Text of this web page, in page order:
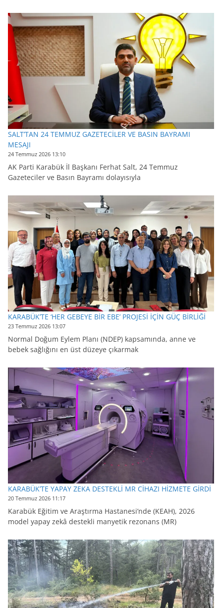
SALT’TAN 24 TEMMUZ GAZETECİLER VE BASIN BAYRAMI
MESAJI
24 Temmuz 2026 13:10
AK Parti Karabük İl Başkanı Ferhat Salt, 24 Temmuz
Gazeteciler ve Basın Bayramı dolayısıyla
KARABÜK’TE ‘HER GEBEYE BİR EBE’ PROJESİ İÇİN GÜÇ BİRLİĞİ
23 Temmuz 2026 13:07
Normal Doğum Eylem Planı (NDEP) kapsamında, anne ve
bebek sağlığını en üst düzeye çıkarmak
KARABÜK’TE YAPAY ZEKA DESTEKLİ MR CİHAZI HİZMETE GİRDİ
20 Temmuz 2026 11:17
Karabük Eğitim ve Araştırma Hastanesi’nde (KEAH), 2026
model yapay zekâ destekli manyetik rezonans (MR)